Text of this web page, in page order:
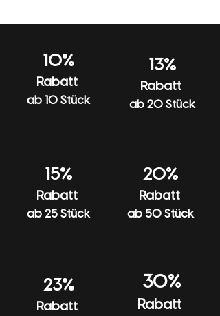
und keinen Weichspüler verwenden.
Beim Waschen und Bügeln auf links
drehen und nicht in den Trockner geben.
Mit ähnlichen Farben waschen.
10%
Rabatt
ab 10 Stück
13%
Rabatt
ab 20 Stück
15%
Rabatt
ab 25 Stück
20%
Rabatt
ab 50 Stück
23%
Rabatt
30%
Rabatt